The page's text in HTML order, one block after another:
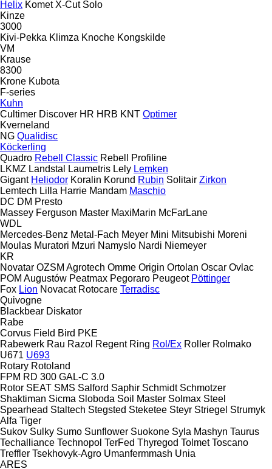
Helix Komet X-Cut Solo
Kinze
3000
Kivi-Pekka Klimza Knoche Kongskilde
VM
Krause
8300
Krone Kubota
F-series
Kuhn
Cultimer Discover HR HRB KNT Optimer
Kverneland
NG Qualidisc
Köckerling
Quadro Rebell Classic Rebell Profiline
LKMZ Landstal Laumetris Lely Lemken
Gigant Heliodor Koralin Korund Rubin Solitair Zirkon
Lemtech Lilla Harrie Mandam Maschio
DC DM Presto
Massey Ferguson Master MaxiMarin McFarLane
WDL
Mercedes-Benz Metal-Fach Meyer Mini Mitsubishi Moreni
Moulas Muratori Mzuri Namyslo Nardi Niemeyer
KR
Novatar OZSM Agrotech Omme Origin Ortolan Oscar Ovlac
POM Augustów Peatmax Pegoraro Peugeot Pöttinger
Fox Lion Novacat Rotocare Terradisc
Quivogne
Blackbear Diskator
Rabe
Corvus Field Bird PKE
Rabewerk Rau Razol Regent Ring Rol/Ex Roller Rolmako
U671 U693
Rotary Rotoland
FPM RD 300 GAL-C 3.0
Rotor SEAT SMS Salford Saphir Schmidt Schmotzer
Shaktiman Sicma Sloboda Soil Master Solmax Steel
Spearhead Staltech Stegsted Steketee Steyr Striegel Strumyk
Alfa Tiger
Sukov Sulky Sumo Sunflower Suokone Syla Mashyn Taurus
Techalliance Technopol TerFed Thyregod Tolmet Toscano
Treffler Tsekhovyk-Agro Umanfermmash Unia
ARES